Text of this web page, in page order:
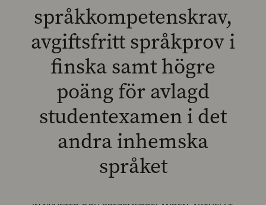
språkkompetenskrav,
avgiftsfritt språkprov i
finska samt högre
poäng för avlagd
studentexamen i det
andra inhemska
språket